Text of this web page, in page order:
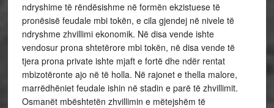
ndryshime të rëndësishme në formën ekzistuese të
pronësisë feudale mbi tokën, e cila gjendej në nivele të
ndryshme zhvillimi ekonomik. Në disa vende ishte
vendosur prona shtetërore mbi tokën, në disa vende të
tjera prona private ishte mjaft e fortë dhe ndër rentat
mbizotëronte ajo në të holla. Në rajonet e thella malore,
marrëdhëniet feudale ishin në stadin e parë të zhvillimit.
Osmanët mbështetën zhvillimin e mëtejshëm të